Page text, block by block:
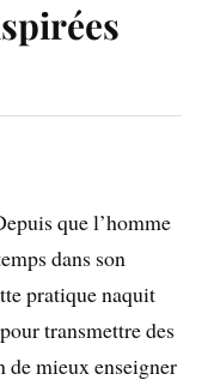
que l’homme
dans son
pratique naquit
transmettre des
de mieux enseigner